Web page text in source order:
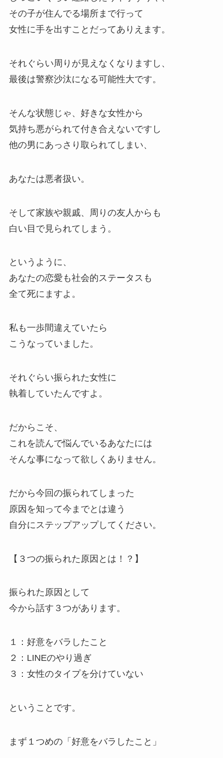
その子が住んでる場所まで行って
女性に手を出すことだってありえます。
それぐらい周りが見えなくなりますし、
最後は警察沙汰になる可能性大です。
そんな状態じゃ、好きな女性から
気持ち悪がられて付き合えないですし
他の男にあっさり取られてしまい、
あなたは悪者扱い。
そして家族や親戚、周りの友人からも
白い目で見られてしまう。
というように、
あなたの恋愛も社会的ステータスも
全て死にますよ。
私も一歩間違えていたら
こうなっていました。
それぐらい振られた女性に
執着していたんですよ。
だからこそ、
これを読んで悩んでいるあなたには
そんな事になって欲しくありません。
だから今回の振られてしまった
原因を知って今までとは違う
自分にステップアップしてください。
【３つの振られた原因とは！？】
振られた原因として
今から話す３つがあります。
１：好意をバラしたこと
２：LINEのやり過ぎ
３：女性のタイプを分けていない
ということです。
まず１つめの「好意をバラしたこと」